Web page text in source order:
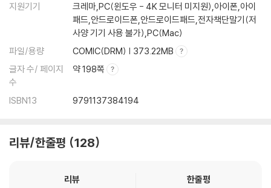
지원기기
크레마,PC(윈도우 - 4K 모니터 미지원),아이폰,아이
패드,안드로이드폰,안드로이드패드,전자책단말기(저
사양 기기 사용 불가),PC(Mac)
파일/용량
COMIC(DRM) | 373.22MB
글자 수/ 페이지
수
약 198쪽
ISBN13 9791137384194
리뷰/한줄평 128
리뷰 한줄평